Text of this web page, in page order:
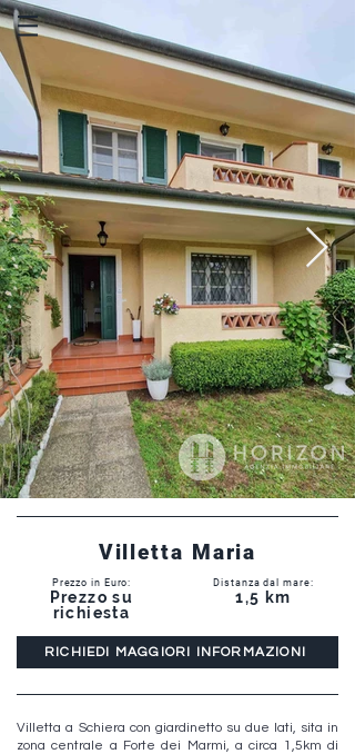
Villetta Maria
Prezzo in Euro:
Prezzo su
richiesta
Distanza dal mare:
1,5 km
RICHIEDI MAGGIORI INFORMAZIONI
Villetta a Schiera con giardinetto su due lati, sita in
zona centrale a Forte dei Marmi, a circa 1,5km di